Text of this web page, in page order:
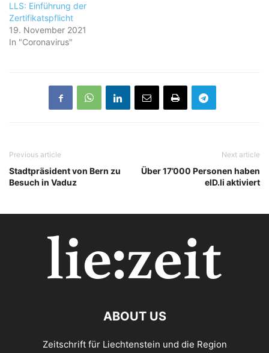
LLS: Einführung der
Zertifikatspflicht
19. November 2021
In "Coronavirus"
Previous article
Stadtpräsident von Bern zu
Besuch in Vaduz
Next article
Über 17’000 Personen haben
eID.li aktiviert
ABOUT US
Zeitschrift für Liechtenstein und die Region